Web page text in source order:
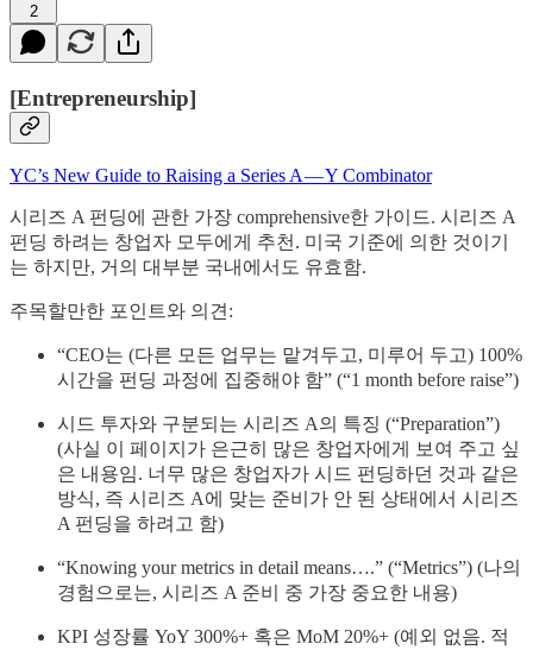
2
[Entrepreneurship]
YC’s New Guide to Raising a Series A — Y Combinator
시리즈 A 펀딩에 관한 가장 comprehensive한 가이드. 시리즈 A
펀딩 하려는 창업자 모두에게 추천. 미국 기준에 의한 것이기
는 하지만, 거의 대부분 국내에서도 유효함.
주목할만한 포인트와 의견:
“CEO는 (다른 모든 업무는 맡겨두고, 미루어 두고) 100%
시간을 펀딩 과정에 집중해야 함” (“1 month before raise”)
시드 투자와 구분되는 시리즈 A의 특징 (“Preparation”)
(사실 이 페이지가 은근히 많은 창업자에게 보여 주고 싶
은 내용임. 너무 많은 창업자가 시드 펀딩하던 것과 같은
방식, 즉 시리즈 A에 맞는 준비가 안 된 상태에서 시리즈
A 펀딩을 하려고 함)
“Knowing your metrics in detail means….” (“Metrics”) (나의
경험으로는, 시리즈 A 준비 중 가장 중요한 내용)
KPI 성장률 YoY 300%+ 혹은 MoM 20%+ (예외 없음. 적